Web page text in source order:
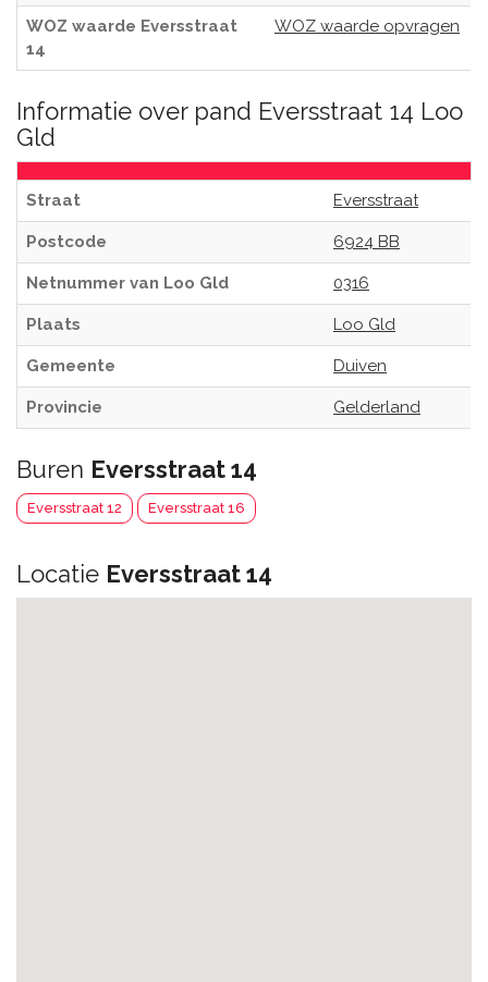
WOZ waarde Eversstraat
14
WOZ waarde opvragen
Informatie over pand Eversstraat 14 Loo
Gld
Straat Eversstraat
Postcode 6924 BB
Netnummer van Loo Gld 0316
Plaats Loo Gld
Gemeente Duiven
Provincie Gelderland
Buren Eversstraat 14
Eversstraat 12 Eversstraat 16
Locatie Eversstraat 14